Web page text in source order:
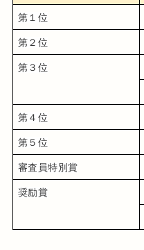
第１位
第２位
第３位
第４位
第５位
審査員特別賞
奨励賞